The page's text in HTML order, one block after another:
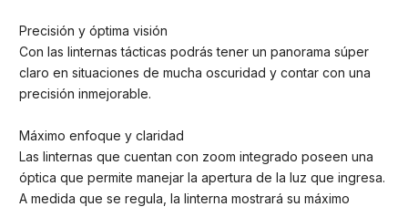
Precisión y óptima visión
Con las linternas tácticas podrás tener un panorama súper
claro en situaciones de mucha oscuridad y contar con una
precisión inmejorable.
Máximo enfoque y claridad
Las linternas que cuentan con zoom integrado poseen una
óptica que permite manejar la apertura de la luz que ingresa.
A medida que se regula, la linterna mostrará su máximo